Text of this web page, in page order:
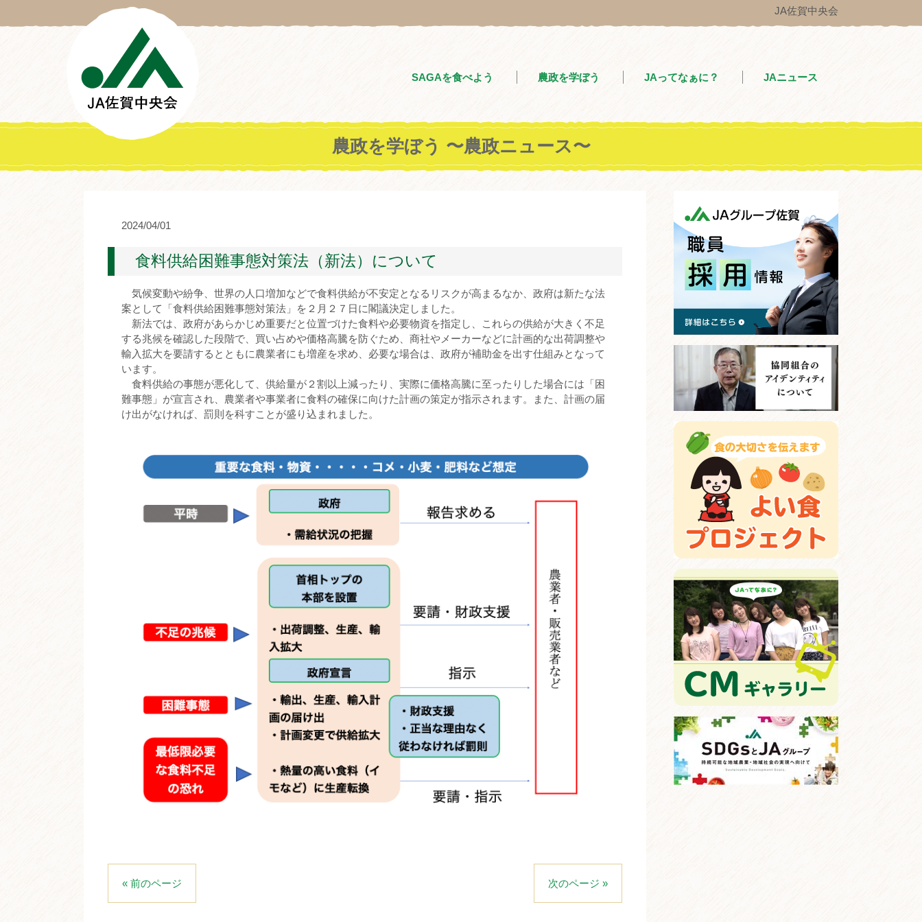
JA佐賀中央会
SAGAを食べよう 農政を学ぼう JAってなぁに？ JAニュース
農政を学ぼう 〜農政ニュース〜
2024/04/01
食料供給困難事態対策法（新法）について
気候変動や紛争、世界の人口増加などで食料供給が不安定となるリスクが高まるなか、政府は新たな法
案として「食料供給困難事態対策法」を２月２７日に閣議決定しました。
新法では、政府があらかじめ重要だと位置づけた食料や必要物資を指定し、これらの供給が大きく不足
する兆候を確認した段階で、買い占めや価格高騰を防ぐため、商社やメーカーなどに計画的な出荷調整や
輸入拡大を要請するとともに農業者にも増産を求め、必要な場合は、政府が補助金を出す仕組みとなって
います。
食料供給の事態が悪化して、供給量が２割以上減ったり、実際に価格高騰に至ったりした場合には「困
難事態」が宣言され、農業者や事業者に食料の確保に向けた計画の策定が指示されます。また、計画の届
け出がなければ、罰則を科すことが盛り込まれました。
« 前のページ 次のページ »